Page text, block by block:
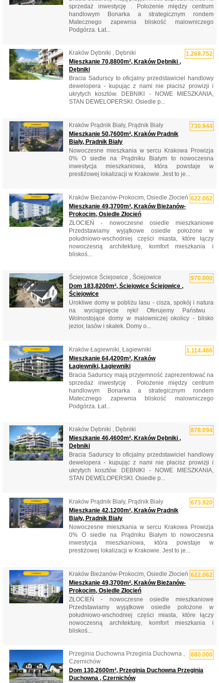
sprzedaż inwestycję . Położenie między centrum
handlowym Bonarka a strategicznym rondem
Matecznego zapewnia bliskość malowniczego
Podgórza. Łat...
1.268.752
Kraków Dębniki , Dębniki
Mieszkanie 70,8800m², Kraków Dębniki ,
Dębniki
Bracia Sadurscy to oficjalny przedstawiciel handlowy
dewelopera - kupując z nami nie płacisz prowizji i
ukrytych kosztów. DEBNIKI - NOWE MIESZKANIA,
STAN DEWELOPERSKI. Osiedle p...
730.944
Kraków Prądnik Biały, Prądnik Biały
Mieszkanie 50,7600m², Kraków Prądnik
Biały, Prądnik Biały
Nowoczesne mieszkania w sercu Krakowa Prowizja
0% O siedle na Prądniku Białym to nowoczesna
inwestycja mieszkaniowa, która powstaje w
prestiżowej lokalizacji w Krakowie. Jest to je...
622.062
Kraków Bieżanów-Prokocim, Osiedle Złocień
Mieszkanie 49,3700m², Kraków Bieżanów-
Prokocim, Osiedle Złocień
ZŁOCIEŃ - nowoczesne osiedle mieszkaniowe
Przedstawiamy wyjątkowe osiedle położone w
południowo-wschodniej części miasta, które łączy
nowoczesną architekturę, komfort mieszkania i
bliskoś...
970.000
Ściejowice Ściejowice , Ściejowice
Dom 183,8200m², Ściejowice Ściejowice ,
Ściejowice
Urokliwe domy w pobliżu lasu - cisza, spokój i natura
na wyciągnięcie ręki! Oferujemy Państwu ​​
Wolnostojące domy w malowniczej okolicy - blisko
jezior, lasów i skałek. Domy o...
1.114.466
Kraków Łagiewniki, Łagiewniki
Mieszkanie 64,4200m², Kraków
Łagiewniki, Łagiewniki
Bracia Sadurscy mają przyjemność zaprezentować na
sprzedaż inwestycję . Położenie między centrum
handlowym Bonarka a strategicznym rondem
Matecznego zapewnia bliskość malowniczego
Podgórza. Łat...
878.094
Kraków Dębniki , Dębniki
Mieszkanie 46,4600m², Kraków Dębniki ,
Dębniki
Bracia Sadurscy to oficjalny przedstawiciel handlowy
dewelopera - kupując z nami nie płacisz prowizji i
ukrytych kosztów. DEBNIKI - NOWE MIESZKANIA,
STAN DEWELOPERSKI. Osiedle p...
673.920
Kraków Prądnik Biały, Prądnik Biały
Mieszkanie 42,1200m², Kraków Prądnik
Biały, Prądnik Biały
Nowoczesne mieszkania w sercu Krakowa Prowizja
0% O siedle na Prądniku Białym to nowoczesna
inwestycja mieszkaniowa, która powstaje w
prestiżowej lokalizacji w Krakowie. Jest to je...
622.062
Kraków Bieżanów-Prokocim, Osiedle Złocień
Mieszkanie 49,3700m², Kraków Bieżanów-
Prokocim, Osiedle Złocień
ZŁOCIEŃ - nowoczesne osiedle mieszkaniowe
Przedstawiamy wyjątkowe osiedle położone w
południowo-wschodniej części miasta, które łączy
nowoczesną architekturę, komfort mieszkania i
bliskoś...
880.000
Przeginia Duchowna Przeginia Duchowna ,
Czernichów
Dom 130,2600m², Przeginia Duchowna Przeginia
Duchowna , Czernichów